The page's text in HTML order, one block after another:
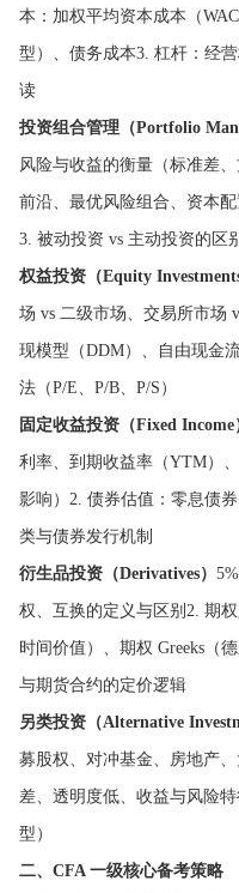
本：加权平均资本成本（
型）、债务成本3. 杠杆：经
读
投资组合管理（Portfolio
风险与收益的衡量（标准差
前沿、最优风险组合、资本
3. 被动投资 vs 主动投资的区
权益投资（Equity Investments
场 vs 二级市场、交易所市场
现模型（DDM）、自由现金
法（P/E、P/B、P/S）
固定收益投资（Fixed Income
利率、到期收益率（YTM）
影响）2. 债券估值：零息债
类与债券发行机制
衍生品投资（Derivatives）
权、互换的定义与区别2. 期
时间价值）、期权 Greeks（
与期货合约的定价逻辑
另类投资（Alternative
募股权、对冲基金、房地产
差、透明度低、收益与风险
型）
二、CFA 一级核心备考策略